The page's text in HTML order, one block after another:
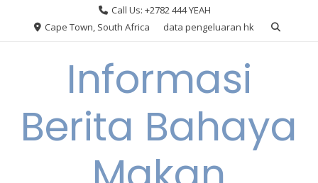
Call Us: +2782 444 YEAH
Cape Town, South Africa
data pengeluaran hk
Informasi
Berita Bahaya